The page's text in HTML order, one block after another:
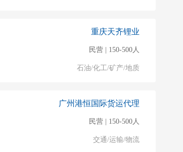
重庆天齐锂业
民营 | 150-500人
石油/化工/矿产/地质
广州港恒国际货运代理
民营 | 150-500人
交通/运输/物流